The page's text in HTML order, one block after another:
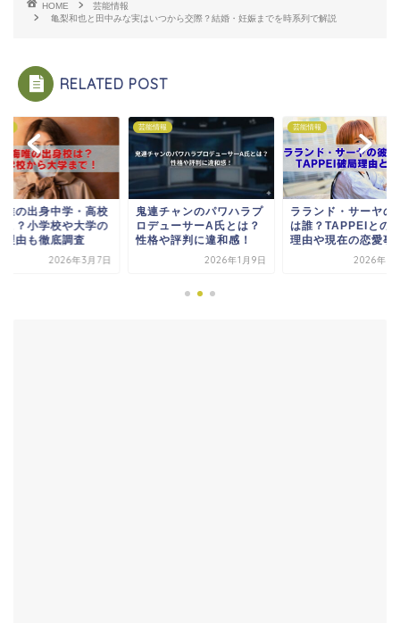
HOME
芸能情報
亀梨和也と田中みな実はいつから交際？結婚・妊娠までを時系列で解説
RELATED POST
唯の出身中学・高校
こ？小学校や大学の
理由も徹底調査
2026年3月7日
芸能情報
鬼連チャンのパワハラプ
ロデューサーA氏とは？
性格や評判に違和感！
2026年1月9日
芸能情報
ラランド・サーヤの
は誰？TAPPEIとの
理由や現在の恋愛事
2026年3